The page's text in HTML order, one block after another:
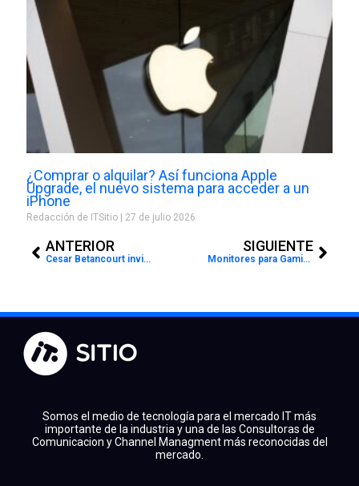
¿Comprar o alquilar? Así funciona Apple
Upgrade, el nuevo sistema para acceder a un
iPhone
Redacción de ITSitio 27 de julio 2026
ANTERIOR
Cesar Betancourt invita a los asociados a generar negocios
SIGUIENTE
Monitores para Gaming y Proyectores Digitales para Entretenimiento
Somos el medio de tecnología para el mercado IT más
importante de la industria y una de las Consultoras de
Comunicacion y Channel Managment más reconocidas del
mercado.